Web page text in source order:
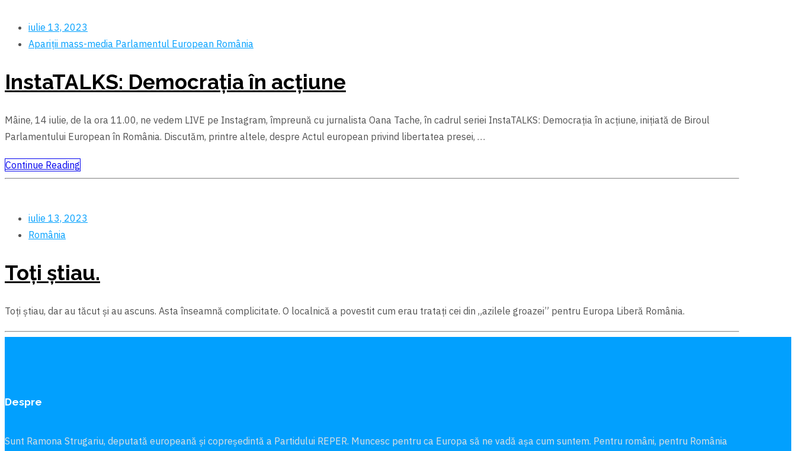
iulie 13, 2023
Apariții mass-media Parlamentul European România
InstaTALKS: Democrația în acțiune
Mâine, 14 iulie, de la ora 11.00, ne vedem LIVE pe Instagram, împreună cu jurnalista Oana Tache, în cadrul seriei InstaTALKS: Democrația în acțiune, inițiată de Biroul
Parlamentului European în România. Discutăm, printre altele, despre Actul european privind libertatea presei, …
Continue Reading
iulie 13, 2023
România
Toți știau.
Toți ştiau, dar au tăcut şi au ascuns. Asta înseamnă complicitate. O localnică a povestit cum erau tratați cei din „azilele groazei” pentru Europa Liberă România.
Despre
Sunt Ramona Strugariu, deputată europeană și copreședintă a Partidului REPER. Muncesc pentru ca Europa să ne vadă aşa cum suntem. Pentru români, pentru România